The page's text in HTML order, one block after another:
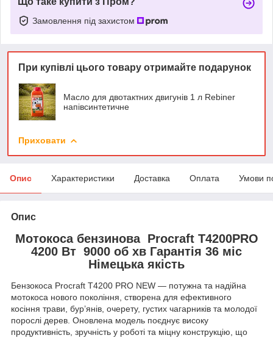
Замовлення під захистом
При купівлі цього товару отримайте подарунок
Масло для двотактних двигунів 1 л Rebiner
напівсинтетичне
Приховати
Опис Характеристики Доставка Оплата Умови
Опис
Мотокоса бензинова Procraft T4200PRO
4200 Вт 9000 об хв Гарантія 36 міс
Німецька якість
Бензокоса Procraft T4200 PRO NEW — потужна та надійна
мотокоса нового покоління, створена для ефективного
косіння трави, бур’янів, очерету, густих чагарників та молодої
порослі дерев. Оновлена модель поєднує високу
продуктивність, зручність у роботі та міцну конструкцію, що